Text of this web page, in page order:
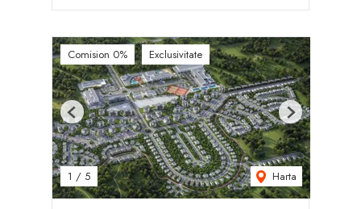
Comision 0% Exclusivitate
1 / 5 Harta
Previous Next